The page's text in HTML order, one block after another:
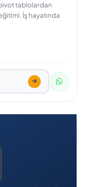
tablolardan
İş hayatında